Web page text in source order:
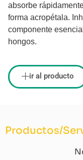
absorbe
forma acropétala.
componente
hongos.
ir al producto
Productos/